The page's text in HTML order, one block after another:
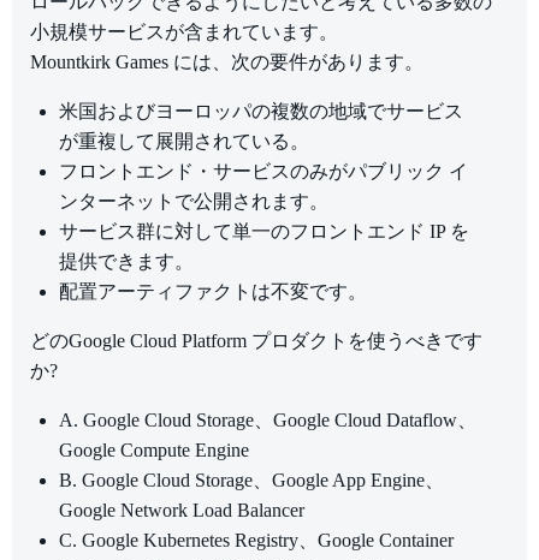
小規模サービスが含まれています。
Mountkirk Games には、次の要件があります。
米国およびヨーロッパの複数の地域でサービス
が重複して展開されている。
フロントエンド・サービスのみがパブリック イ
ンターネットで公開されます。
サービス群に対して単一のフロントエンド IP を
提供できます。
配置アーティファクトは不変です。
どのGoogle Cloud Platform プロダクトを使うべきです
か?
A. Google Cloud Storage、Google Cloud Dataflow、
Google Compute Engine
B. Google Cloud Storage、Google App Engine、
Google Network Load Balancer
C. Google Kubernetes Registry、Google Container